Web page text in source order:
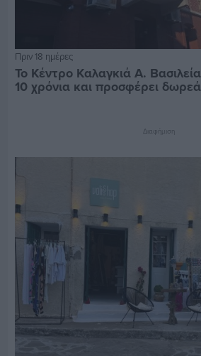
Πριν 18 ημέρες
Το Κέντρο Καλαγκιά Α.
10 χρόνια και προσφέρει
Διαφήμιση